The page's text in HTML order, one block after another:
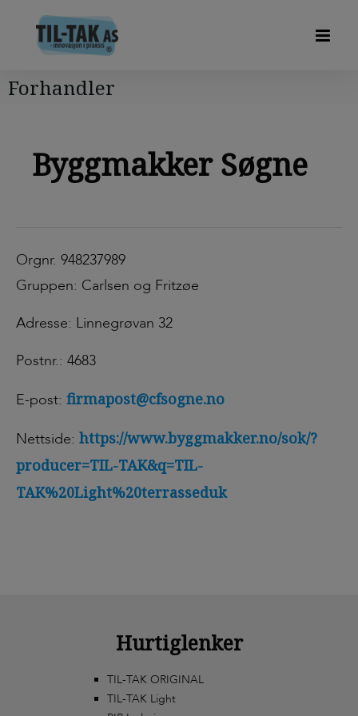
Forhandler
Byggmakker Søgne
Orgnr. 948237989
Gruppen: Carlsen og Fritzøe
Adresse: Linnegrøvan 32
Postnr.: 4683
E-post: firmapost@cfsogne.no
Nettside: https://www.byggmakker.no/sok/?
producer=TIL-TAK&q=TIL-
TAK%20Light%20terrasseduk
Hurtiglenker
TIL-TAK ORIGINAL
TIL-TAK Light